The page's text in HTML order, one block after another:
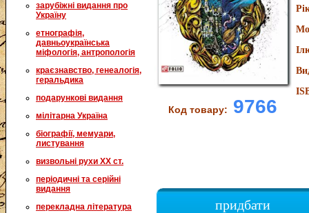
зарубіжні видання про
Україну
етнографія,
давньоукраїнська
міфологія, антропологія
краєзнавство, генеалогія,
геральдика
подарункові видання
мілітарна Україна
біографії, мемуари,
листування
визвольні рухи XX ст.
періодичні та серійні
видання
перекладна література
Код товару: 9766
придбати